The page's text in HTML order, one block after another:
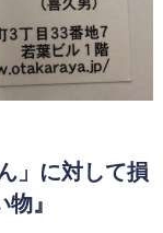
」に対して損
』